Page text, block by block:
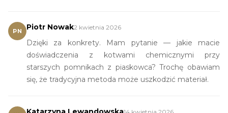
PN Piotr Nowak2 kwietnia 2026
Dzięki za konkrety. Mam pytanie — jakie macie
doświadczenia z kotwami chemicznymi przy
starszych pomnikach z piaskowca? Trochę obawiam
się, że tradycyjna metoda może uszkodzić materiał.
14 kwietnia 2026